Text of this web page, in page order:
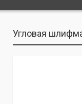
Угловая